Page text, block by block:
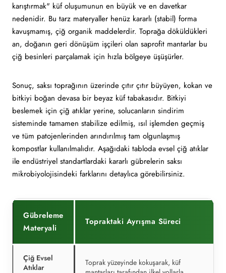
karıştırmak" küf oluşumunun en büyük ve en davetkar
nedenidir. Bu tarz materyaller henüz kararlı (stabil) forma
kavuşmamış, çiğ organik maddelerdir. Toprağa döküldükleri
an, doğanın geri dönüşüm işçileri olan saprofit mantarlar bu
çiğ besinleri parçalamak için hızla bölgeye üşüşürler.
Sonuç, saksı toprağının üzerinde çıtır çıtır büyüyen, kokan ve
bitkiyi boğan devasa bir beyaz küf tabakasıdır. Bitkiyi
beslemek için çiğ atıklar yerine, solucanların sindirim
sisteminde tamamen stabilize edilmiş, ısıl işlemden geçmiş
ve tüm patojenlerinden arındırılmış tam olgunlaşmış
kompostlar kullanılmalıdır. Aşağıdaki tabloda evsel çiğ atıklar
ile endüstriyel standartlardaki kararlı gübrelerin saksı
mikrobiyolojisindeki farklarını detaylıca görebilirsiniz.
Gübreleme
Materyali
Topraktaki Ayrışma Süreci
Çiğ Evsel
Atıklar
Toprak yüzeyinde kokuşarak, küf